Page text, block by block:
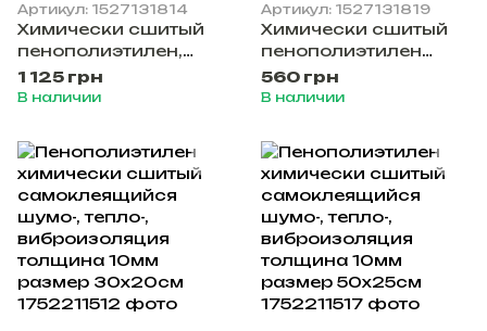
Артикул: 1527131814
Химически сшитый
пенополиэтилен,
толщина 40мм 1х1м
1 125 грн
В наличии
Артикул: 1527131819
Химически сшитый
пенополиэтилен
толщина 20мм 1х1м
560 грн
В наличии